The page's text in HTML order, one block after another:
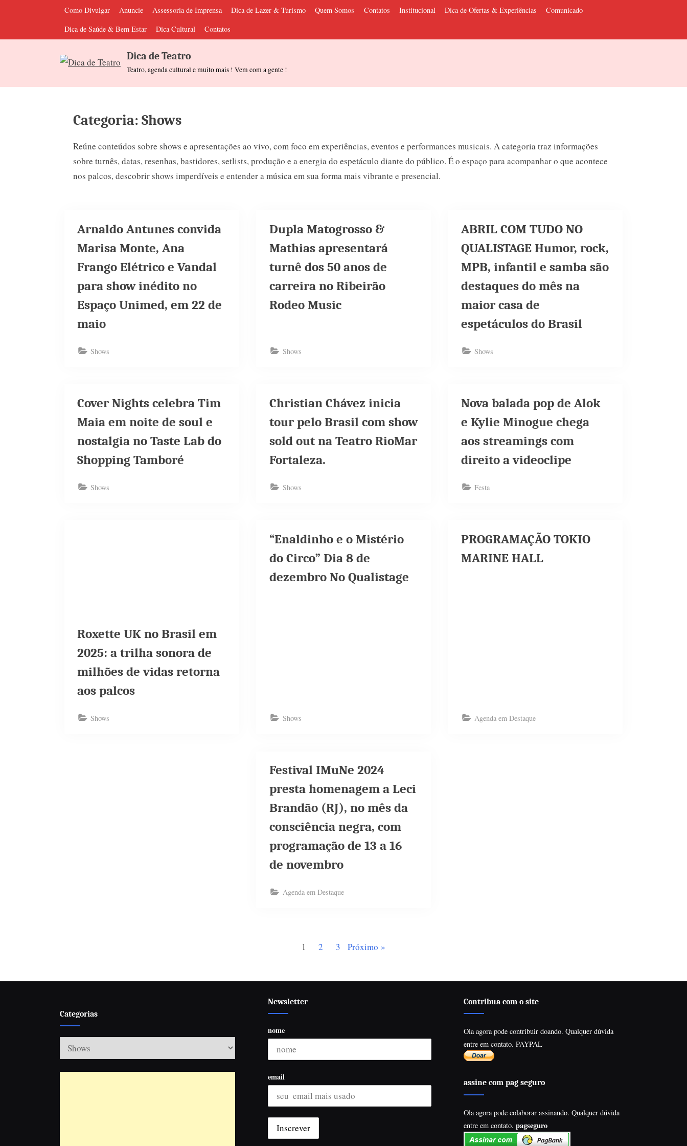
content
Como Divulgar Anuncie Assessoria de Imprensa Dica de Lazer & Turismo Quem Somos Contatos Institucional Dica de Ofertas & Experiências
Comunicado
Dica de Saúde & Bem Estar
Dica Cultural Contatos
Dica de Teatro
Teatro, agenda cultural e muito mais ! Vem com a gente !
Categoria: Shows
Reúne conteúdos sobre shows e apresentações ao vivo, com foco em experiências, eventos e performances musicais. A categoria traz informações
sobre turnês, datas, resenhas, bastidores, setlists, produção e a energia do espetáculo diante do público. É o espaço para acompanhar o que acontece
nos palcos, descobrir shows imperdíveis e entender a música em sua forma mais vibrante e presencial.
Arnaldo Antunes convida
Marisa Monte, Ana
Frango Elétrico e Vandal
para show inédito no
Espaço Unimed, em 22 de
maio
Shows
Dupla Matogrosso &
Mathias apresentará
turnê dos 50 anos de
carreira no Ribeirão
Rodeo Music
Shows
ABRIL COM TUDO NO
QUALISTAGE Humor, rock,
MPB, infantil e samba são
destaques do mês na
maior casa de
espetáculos do Brasil
Shows
Cover Nights celebra Tim
Maia em noite de soul e
nostalgia no Taste Lab do
Shopping Tamboré
Shows
Christian Chávez inicia
tour pelo Brasil com show
sold out na Teatro RioMar
Fortaleza.
Shows
Nova balada pop de Alok
e Kylie Minogue chega
aos streamings com
direito a videoclipe
Festa
Roxette UK no Brasil em
2025: a trilha sonora de
milhões de vidas retorna
aos palcos
Shows
“Enaldinho e o Mistério
do Circo”​ Dia 8 de
dezembro No Qualistage
Shows
PROGRAMAÇÃO TOKIO
MARINE HALL
Agenda em Destaque
Festival IMuNe 2024
presta homenagem a Leci
Brandão (RJ), no mês da
consciência negra, com
programação de 13 a 16
de novembro
Agenda em Destaque
posts
1 2 3 Próximo
Categorias
Categorias
Newsletter
nome
email
Contribua com o site
Ola agora pode contribuir doando. Qualquer dúvida
entre em contato. PAYPAL
assine com pag seguro
Ola agora pode colaborar assinando. Qualquer dúvida
entre em contato.pagseguro